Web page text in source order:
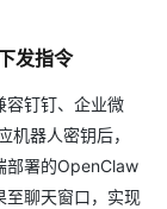
发指令
钉钉、企业微
器人密钥后，
部署的OpenClaw
至聊天窗口，实现